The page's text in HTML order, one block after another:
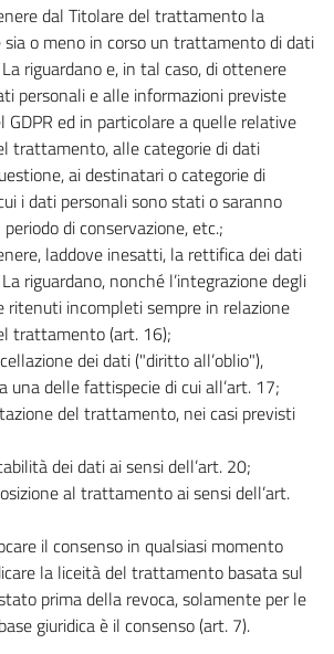
dal Titolare del trattamento la
o meno in corso un trattamento di dati
riguardano e, in tal caso, di ottenere
personali e alle informazioni previste
GDPR ed in particolare a quelle relative
trattamento, alle categorie di dati
ai destinatari o categorie di
i dati personali sono stati o saranno
di conservazione, etc.;
laddove inesatti, la rettifica dei dati
riguardano, nonché l’integrazione degli
ritenuti incompleti sempre in relazione
trattamento (art. 16);
dei dati ("diritto all’oblio"),
una delle fattispecie di cui all’art. 17;
del trattamento, nei casi previsti
dei dati ai sensi dell’art. 20;
al trattamento ai sensi dell’art.
il consenso in qualsiasi momento
la liceità del trattamento basata sul
prima della revoca, solamente per le
giuridica è il consenso (art. 7).